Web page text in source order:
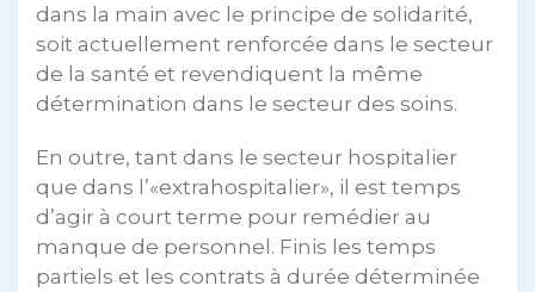
dans la main avec le principe de solidarité,
soit actuellement renforcée dans le secteur
de la santé et revendiquent la même
détermination dans le secteur des soins.
En outre, tant dans le secteur hospitalier
que dans l’«extrahospitalier», il est temps
d’agir à court terme pour remédier au
manque de personnel. Finis les temps
partiels et les contrats à durée déterminée